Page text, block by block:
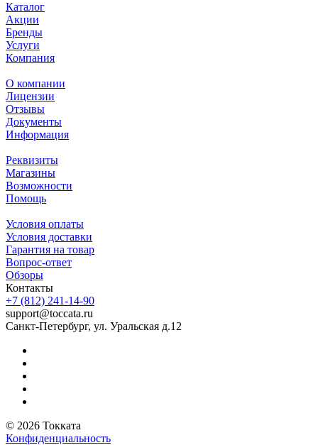
Каталог
Акции
Бренды
Услуги
Компания
О компании
Лицензии
Отзывы
Документы
Информация
Реквизиты
Магазины
Возможности
Помощь
Условия оплаты
Условия доставки
Гарантия на товар
Вопрос-ответ
Обзоры
Контакты
+7 (812) 241-14-90
support@toccata.ru
Санкт-Петербург, ул. Уральская д.12
© 2026 Токката
Конфиденциальность